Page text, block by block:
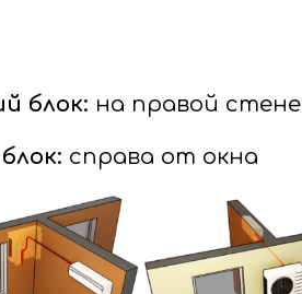
блок: на правой стене
справа от окна